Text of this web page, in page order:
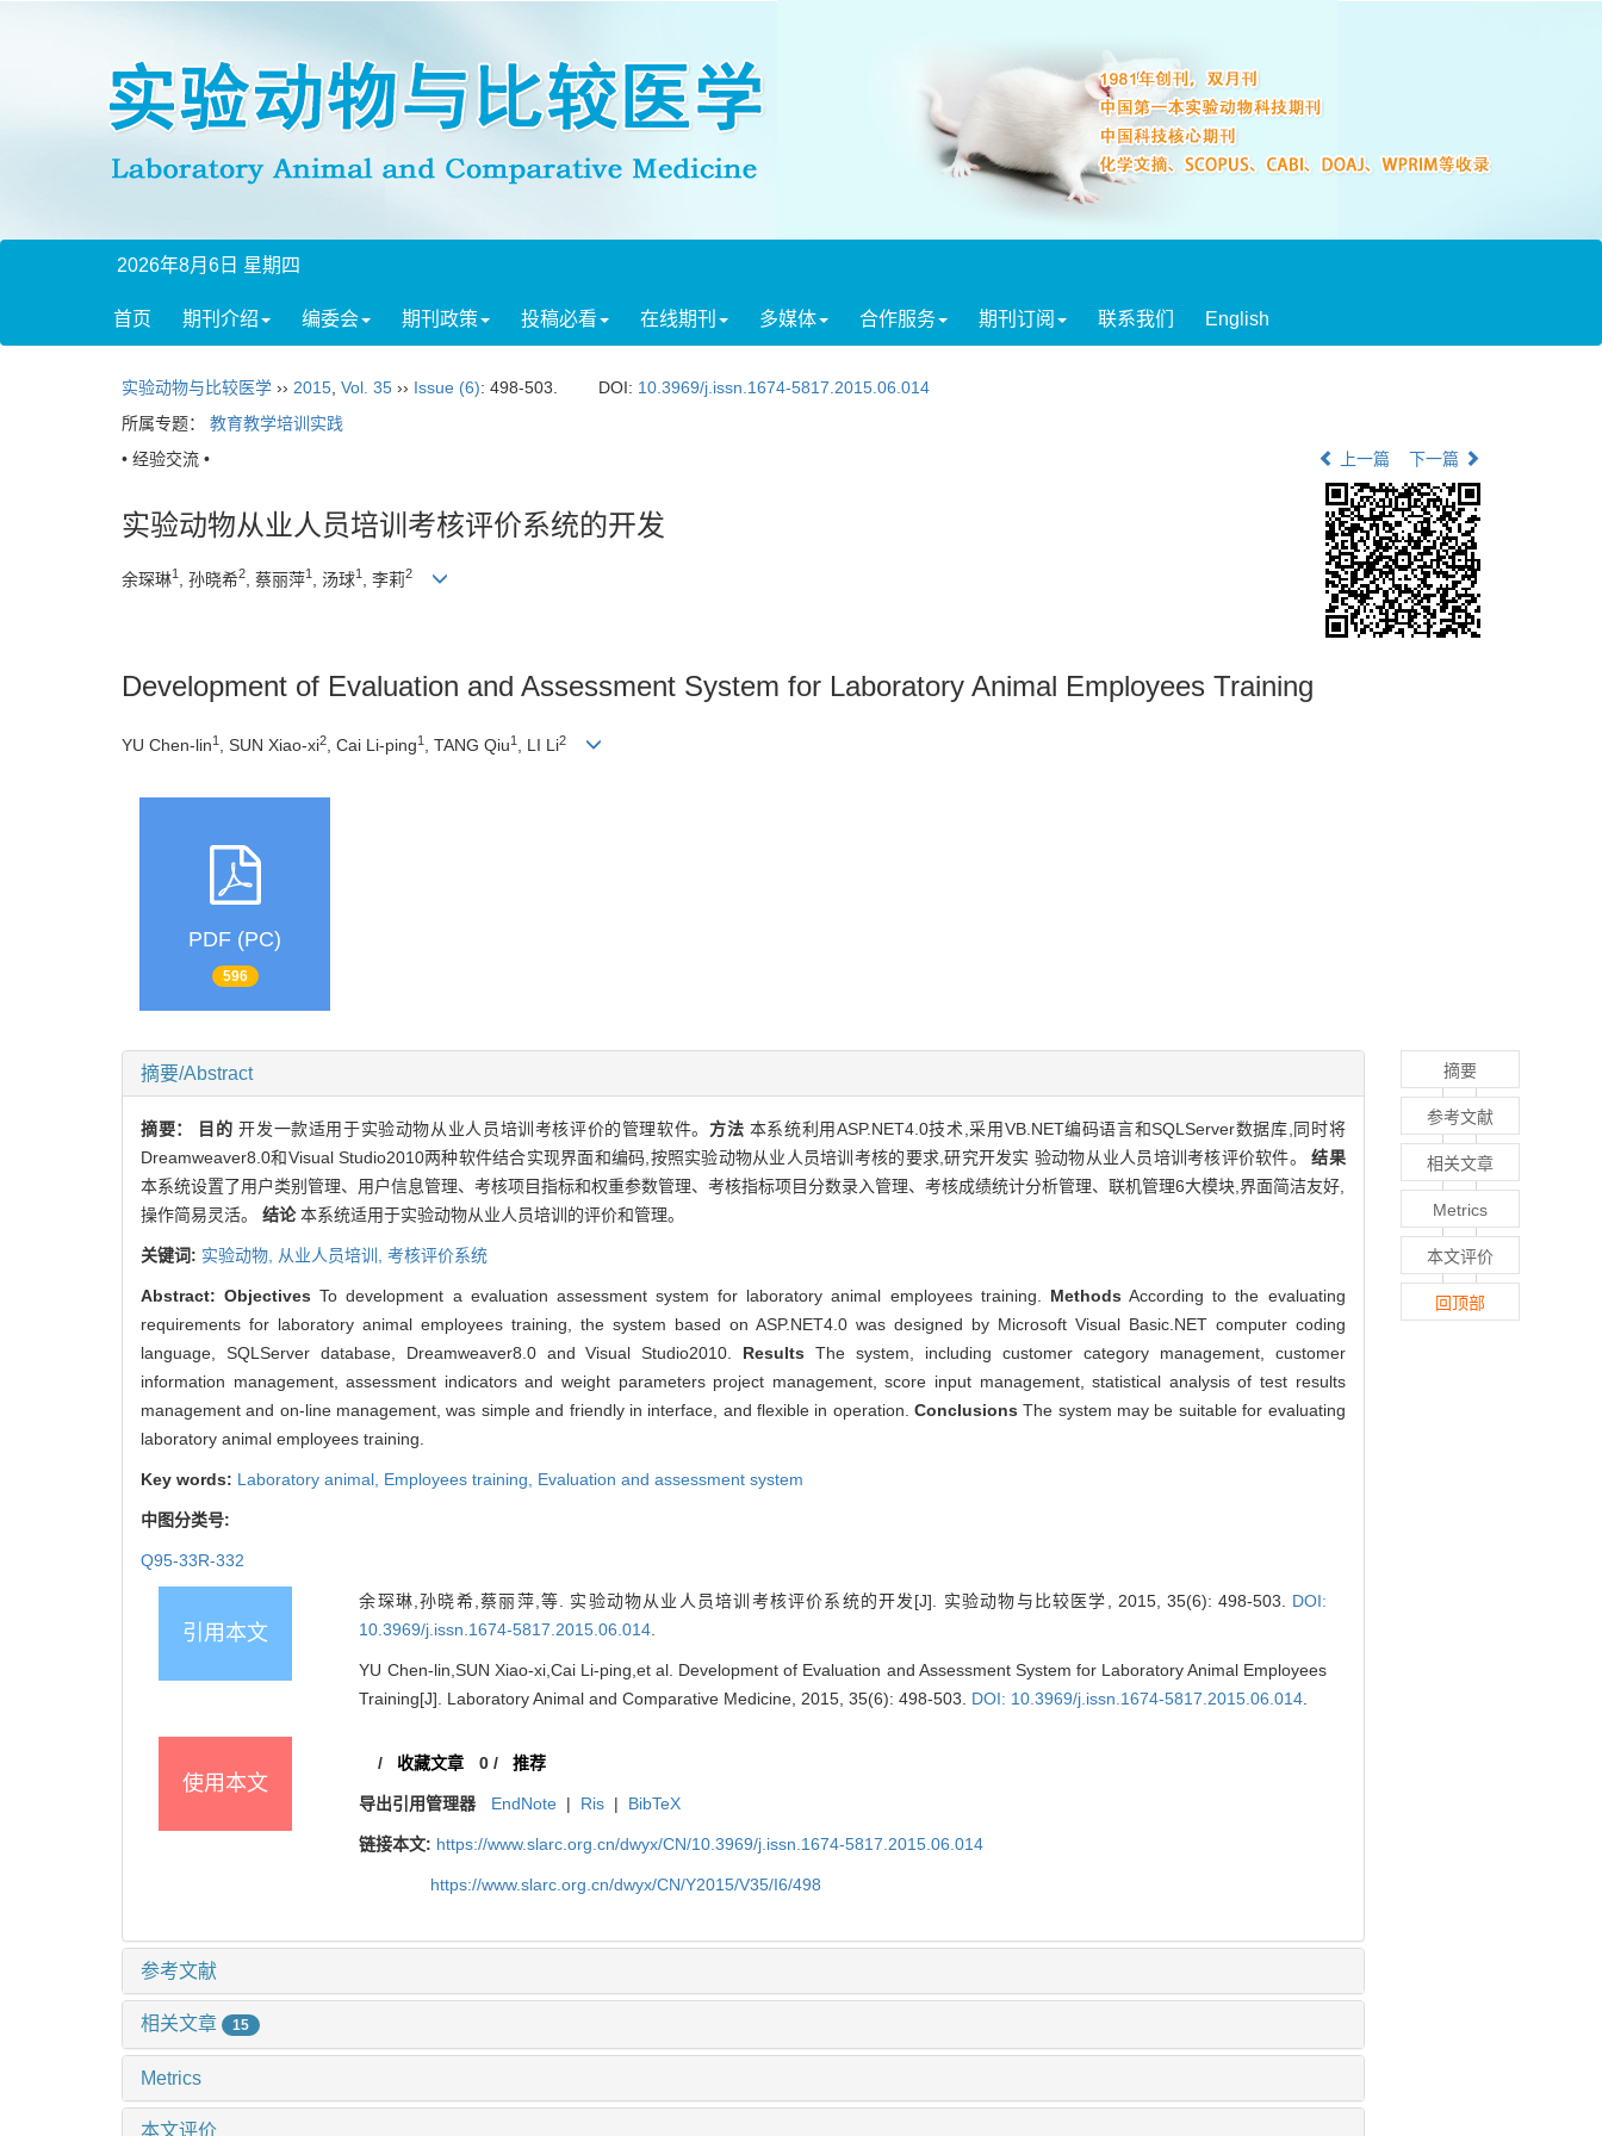
2026年8月6日 星期四
首页 期刊介绍 编委会 期刊政策 投稿必看 在线期刊 多媒体 合作服务 期刊订阅 联系我们 English
实验动物与比较医学 ›› 2015 Vol. 35 ›› Issue (6): 498-503. DOI: 10.3969/j.issn.1674-5817.2015.06.014
所属专题： 教育教学培训实践
• 经验交流 •
上一篇 下一篇
实验动物从业人员培训考核评价系统的开发
余琛琳1 , 孙晓希2 , 蔡丽萍1 , 汤球1 , 李莉2
Development of Evaluation and Assessment System for Laboratory Animal Employees Training
YU Chen-lin1 , SUN Xiao-xi2 , Cai Li-ping1 , TANG Qiu1 , LI Li2
PDF (PC)
596
摘要/Abstract
摘要： 目的 开发一款适用于实验动物从业人员培训考核评价的管理软件。 方法 本系统利用ASP.NET4.0技术,采用VB.NET编码语言和SQLServer数据库,同时将
Dreamweaver8.0和Visual Studio2010两种软件结合实现界面和编码,按照实验动物从业人员培训考核的要求,研究开发实 验动物从业人员培训考核评价软件。结果
本系统设置了用户类别管理、用户信息管理、考核项目指标和权重参数管理、考核指标项目分数录入管理、考核成绩统计分析管理、联机管理6大模块,界面简洁友好,
操作简易灵活。 结论本系统适用于实验动物从业人员培训的评价和管理。
关键词: 实验动物, 从业人员培训, 考核评价系统
Abstract:Objectives To development a evaluation assessment system for laboratory animal employees training. Methods According to the evaluating
requirements for laboratory animal employees training, the system based on ASP.NET4.0 was designed by Microsoft Visual Basic.NET computer coding
language, SQLServer database, Dreamweaver8.0 and Visual Studio2010. Results The system, including customer category management, customer
information management, assessment indicators and weight parameters project management, score input management, statistical analysis of test results
management and on-line management, was simple and friendly in interface, and flexible in operation. Conclusions The system may be suitable for evaluating
laboratory animal employees training.
Key words: Laboratory animal, Employees training, Evaluation and assessment system
中图分类号:
Q95-33R-332
引用本文
余琛琳,孙晓希,蔡丽萍,等. 实验动物从业人员培训考核评价系统的开发[J]. 实验动物与比较医学, 2015, 35(6): 498-503. DOI:
10.3969/j.issn.1674-5817.2015.06.014
YU Chen-lin,SUN Xiao-xi,Cai Li-ping,et al. Development of Evaluation and Assessment System for Laboratory Animal Employees
Training[J]. Laboratory Animal and Comparative Medicine, 2015, 35(6): 498-503. DOI: 10.3969/j.issn.1674-5817.2015.06.014
使用本文
/ 收藏文章 0/ 推荐
导出引用管理器 EndNote | Ris | BibTeX
链接本文: https://www.slarc.org.cn/dwyx/CN/10.3969/j.issn.1674-5817.2015.06.014
https://www.slarc.org.cn/dwyx/CN/Y2015/V35/I6/498
参考文献
相关文章 15
Metrics
本文评价
摘要
参考文献
相关文章
Metrics
本文评价
回顶部